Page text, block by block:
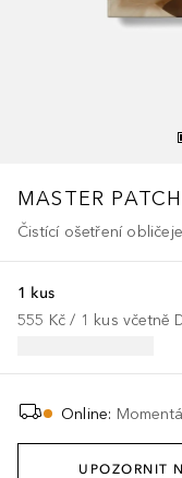
MASTER PATCH
Čistící ošetření obličeje
1 kus
555 Kč / 1 kus včetně
Online:
UPOZORNIT